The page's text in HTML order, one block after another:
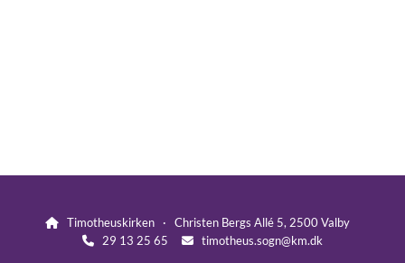
Timotheuskirken · Christen Bergs Allé 5, 2500 Valby
 29 13 25 65  timotheus.sogn@km.dk